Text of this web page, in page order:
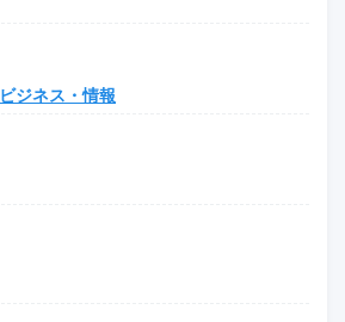
ビジネス・情報